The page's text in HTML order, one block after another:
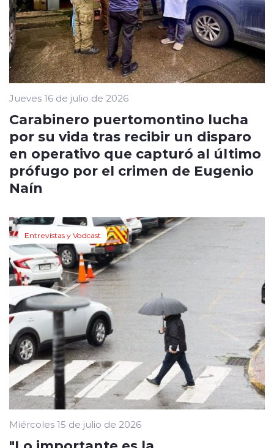
Jueves 16 de julio de 2026
Carabinero puertomontino lucha
por su vida tras recibir un disparo
en operativo que capturó al último
prófugo por el crimen de Eugenio
Naín
Entrevistas y Vodcast
Miércoles 15 de julio de 2026